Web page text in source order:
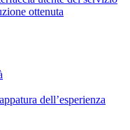
ottenuta
dell’esperienza